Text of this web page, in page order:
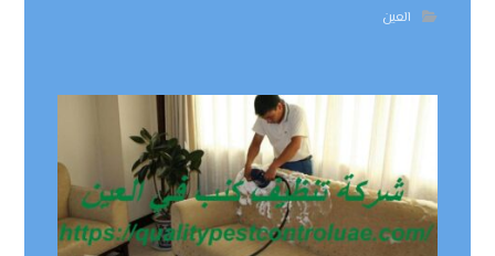
العين